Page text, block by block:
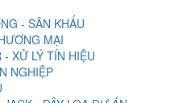
- SÂN KHẤU
MẠI
- XỬ LÝ TÍN HIỆU
NGHIỆP